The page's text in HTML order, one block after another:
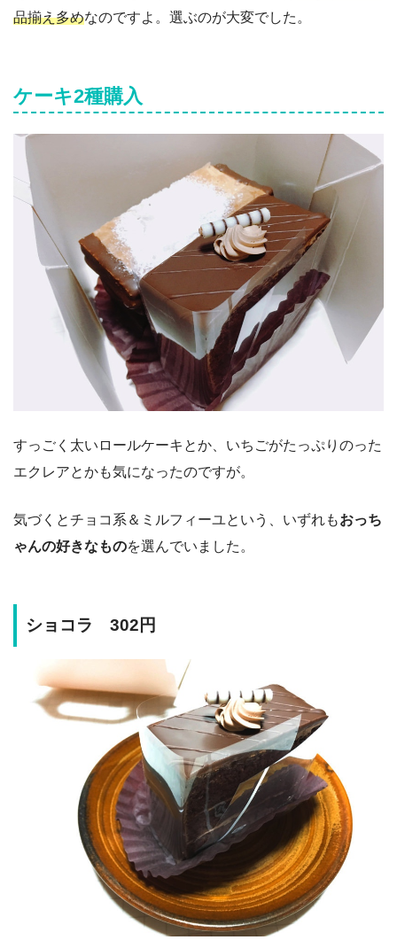
品揃え多めなのですよ。選ぶのが大変でした。
ケーキ2種購入
すっごく太いロールケーキとか、いちごがたっぷりのった
エクレアとかも気になったのですが。
気づくとチョコ系＆ミルフィーユという、いずれもおっち
ゃんの好きなものを選んでいました。
ショコラ 302円